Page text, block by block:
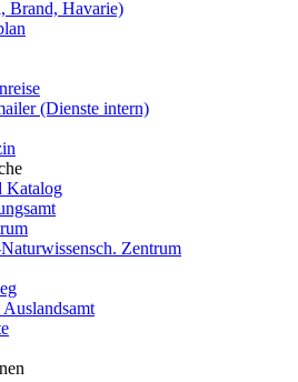
Brand, Havarie)
(Dienste intern)
Katalog
Zentrum